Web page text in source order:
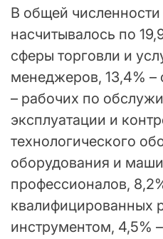
В общей
насчитывалось по
сферы торговли и
менеджеров, 13,4% –
– рабочих по
эксплуатации и
технологического
оборудования и
профессионалов,
квалифицированных
инструментом, 4,5%